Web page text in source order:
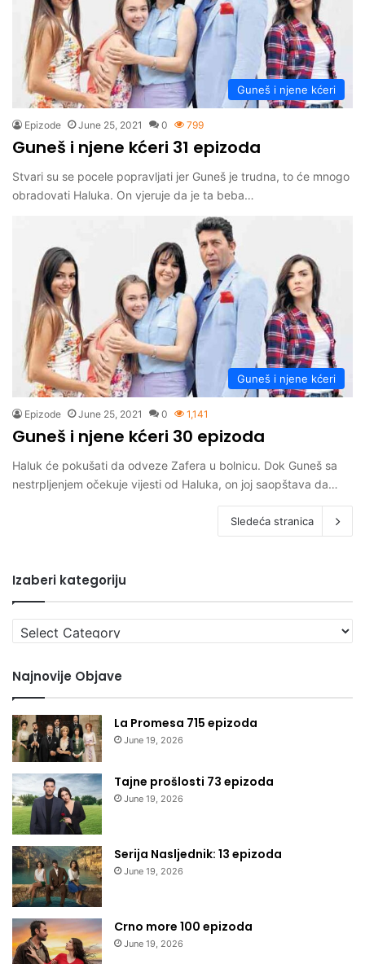
Guneš i njene kćeri
Epizode June 25, 2021 0 799
Guneš i njene kćeri 31 epizoda
Stvari su se pocele popravljati jer Guneš je trudna, to će mnogo
obradovati Haluka. On vjeruje da je ta beba…
Guneš i njene kćeri
Epizode June 25, 2021 0 1,141
Guneš i njene kćeri 30 epizoda
Haluk će pokušati da odveze Zafera u bolnicu. Dok Guneš sa
nestrpljenjem očekuje vijesti od Haluka, on joj saopštava da…
Sledeća stranica
Izaberi kategoriju
Izaberi
kategoriju
Najnovije Objave
La Promesa 715 epizoda
June 19, 2026
Tajne prošlosti 73 epizoda
June 19, 2026
Serija Nasljednik: 13 epizoda
June 19, 2026
Crno more 100 epizoda
June 19, 2026